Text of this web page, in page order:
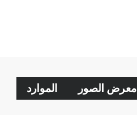
معرض الصور الموارد